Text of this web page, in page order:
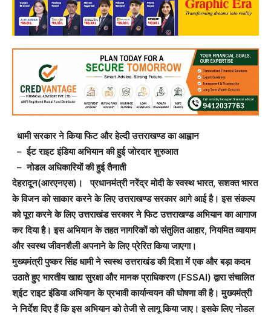
धामी सरकार ने किया फिट और हेल्दी उत्तराखण्ड का आह्वान
– ईट राइट इंडिया अभियान की हुई जोरदार शुरुआत
– नोडल अधिकारियों की हुई तैनाती
देहरादून(आरएनएस)। प्रधानमंत्री नरेंद्र मोदी के स्वस्थ भारत, सशक्त भारत
के विजन को साकार करने के लिए उत्तराखण्ड सरकार आगे आई है। इस संकल्प
को पूरा करने के लिए उत्तराखंड सरकार ने फिट उत्तराखण्ड अभियान का आगाज
कर दिया है। इस अभियान के तहत नागरिकों को संतुलित आहार, नियमित व्यायाम
और स्वस्थ जीवनशैली अपनाने के लिए प्रेरित किया जाएगा।
मुख्यमंत्री पुष्कर सिंह धामी ने स्वस्थ उत्तराखंड की दिशा में एक और बड़ा कदम
उठाते हुए भारतीय खाद्य सुरक्षा और मानक प्राधिकरण (FSSAI) द्वारा संचालित
श्ईट राइट इंडिया अभियान के प्रभावी कार्यान्वयन की घोषणा की है। मुख्यमंत्री
ने निर्देश दिए हैं कि इस अभियान को तेजी से लागू किया जाए। इसके लिए नोडल